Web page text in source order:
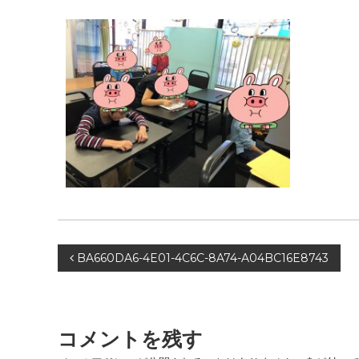
投
ナ
BA660DA6-4E01-4C6C-8A74-A04BC16E8743
コメントを残す